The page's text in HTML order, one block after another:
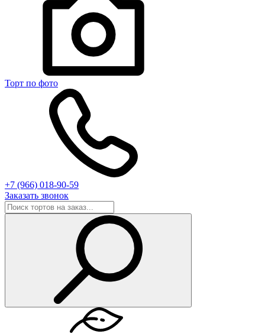
Торт по фото
+7 (966) 018-90-59
Заказать звонок